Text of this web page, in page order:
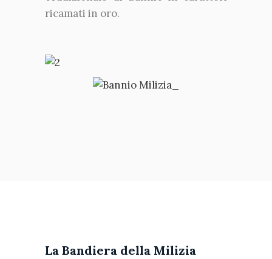
ricamati in oro.
La Bandiera della Milizia